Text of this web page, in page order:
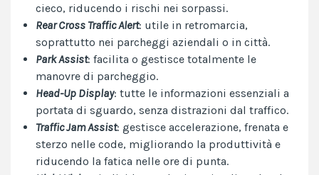
cieco, riducendo i rischi nei sorpassi.
Rear Cross Traffic Alert: utile in retromarcia,
soprattutto nei parcheggi aziendali o in città.
Park Assist: facilita o gestisce totalmente le
manovre di parcheggio.
Head-Up Display: tutte le informazioni essenziali a
portata di sguardo, senza distrazioni dal traffico.
Traffic Jam Assist: gestisce accelerazione, frenata e
sterzo nelle code, migliorando la produttività e
riducendo la fatica nelle ore di punta.